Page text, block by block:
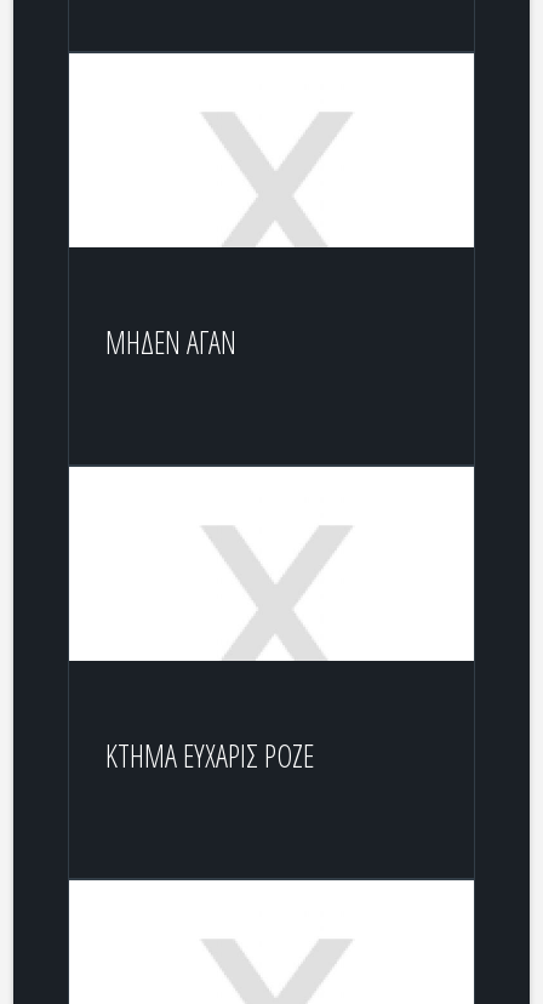
ΜΗΔΕΝ ΑΓΑΝ
ΚΤΗΜΑ ΕΥΧΑΡΙΣ ΡΟΖΕ